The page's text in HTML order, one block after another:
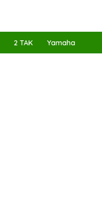
2 TAK Yamaha